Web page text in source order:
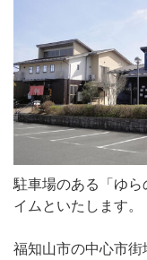
駐車場のある「ゆ
イムといたします。
福知山市の中心市